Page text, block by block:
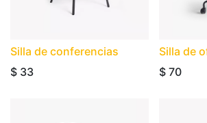
Silla de conferencias
$ 33
Silla de
$ 70